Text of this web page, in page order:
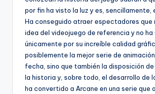
por fin ha visto la luz y es, sencillamente,
Ha conseguido atraer espectadores que
idea del videojuego de referencia y no ha
únicamente por su increíble calidad
posiblemente la mejor serie de
fecha, sino que también la disposición
la historia y, sobre todo, el desarrollo de
ha convertido a Arcane en una serie que